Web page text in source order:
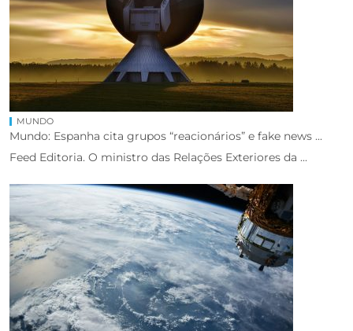
MUNDO
Mundo: Espanha cita grupos “reacionários” e fake news ...
Feed Editoria. O ministro das Relações Exteriores da ...